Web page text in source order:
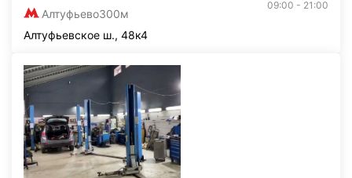
Алтуфьево300м
09:00 - 21:00
Алтуфьевское ш., 48к4